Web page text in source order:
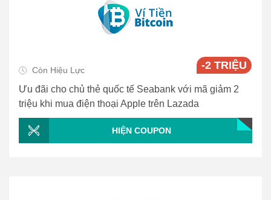
Còn Hiệu Lực -2 TRIỆU
Ưu đãi cho chủ thẻ quốc tế Seabank với mã giảm 2
triệu khi mua điện thoại Apple trên Lazada
HIỆN COUPON